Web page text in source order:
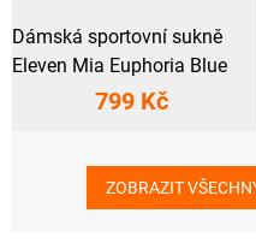
Dámská sportovní sukně
Eleven Mia Euphoria Blue
799 Kč
ZOBRAZIT